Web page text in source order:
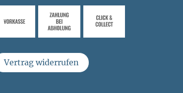
Vertrag widerrufen